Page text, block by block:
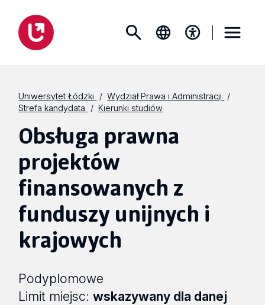
Uniwersytet Łódzki
Wydział Prawa i Administracji
Strefa kandydata
Kierunki studiów
Obsługa prawna
projektów
finansowanych z
funduszy unijnych i
krajowych
Podyplomowe
Limit miejsc:wskazywany dla danej